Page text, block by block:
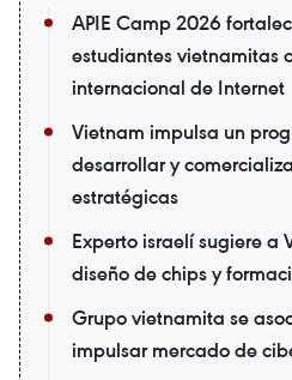
APIE Camp 2026
estudiantes vietnamitas
internacional de Internet
Vietnam impulsa un
desarrollar y
estratégicas
Experto israelí sugiere a
diseño de chips y
Grupo vietnamita se
impulsar mercado de